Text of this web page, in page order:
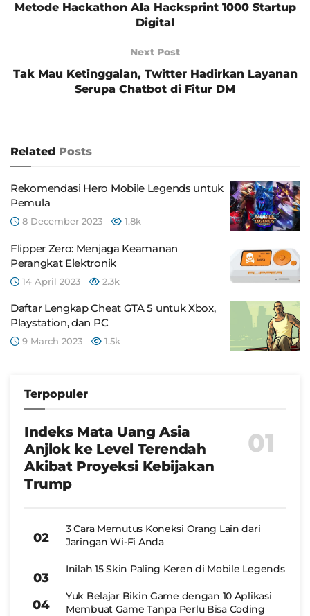
Metode Hackathon Ala Hacksprint 1000 Startup
Digital
Next Post
Tak Mau Ketinggalan, Twitter Hadirkan Layanan
Serupa Chatbot di Fitur DM
Related Posts
Rekomendasi Hero Mobile Legends untuk
Pemula
8 December 2023 1.8k
Flipper Zero: Menjaga Keamanan
Perangkat Elektronik
14 April 2023 2.3k
Daftar Lengkap Cheat GTA 5 untuk Xbox,
Playstation, dan PC
9 March 2023 1.5k
Terpopuler
Indeks Mata Uang Asia
Anjlok ke Level Terendah
Akibat Proyeksi Kebijakan
Trump
3 Cara Memutus Koneksi Orang Lain dari
Jaringan Wi-Fi Anda
Inilah 15 Skin Paling Keren di Mobile Legends
Yuk Belajar Bikin Game dengan 10 Aplikasi
Membuat Game Tanpa Perlu Bisa Coding